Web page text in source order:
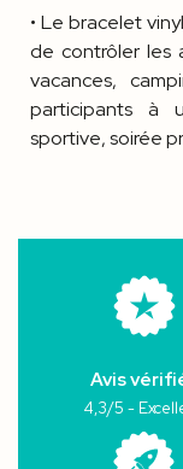
• Le bracelet
de contrôler les
vacances,
participants à
sportive, soirée
Avis
4,3/5 -